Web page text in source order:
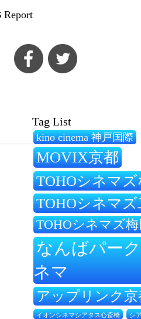
Report
Tag List
kino cinema 神戸国際
MOVIX京都
TOHOシネマ
TOHOシネマズ
TOHOシネマズ
なんばパー
ネマ
アップリンク京
イオンシネマシアタス心斎橋 シ